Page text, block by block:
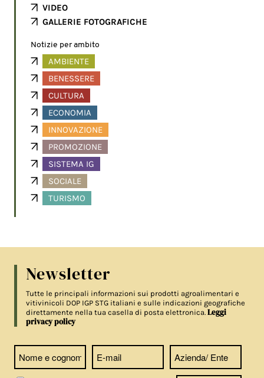
VIDEO
GALLERIE FOTOGRAFICHE
Notizie per ambito
AMBIENTE
BENESSERE
CULTURA
ECONOMIA
INNOVAZIONE
PROMOZIONE
SISTEMA IG
SOCIALE
TURISMO
Newsletter
Tutte le principali informazioni sui prodotti agroalimentari e
vitivinicoli DOP IGP STG italiani e sulle indicazioni geografiche
direttamente nella tua casella di posta elettronica.Leggi
privacy policy